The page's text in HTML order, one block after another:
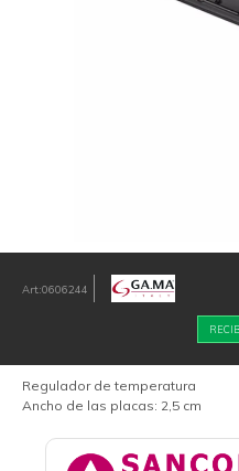
0606244
Regulador de temperatura
Ancho de las placas: 2,5 cm